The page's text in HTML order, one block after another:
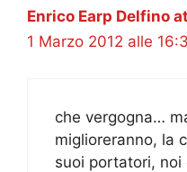
Enrico Earp Delfino
1 Marzo 2012 alle
che vergogna…
miglioreranno, la
suoi portatori, noi